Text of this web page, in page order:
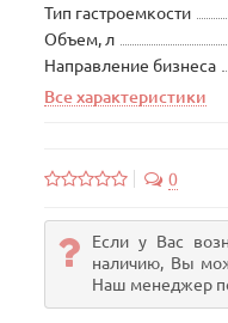
Тип гастроемкости
Объем, л
Направление бизнеса
Все характеристики
0
Если у Вас
наличию, Вы
Наш менеджер